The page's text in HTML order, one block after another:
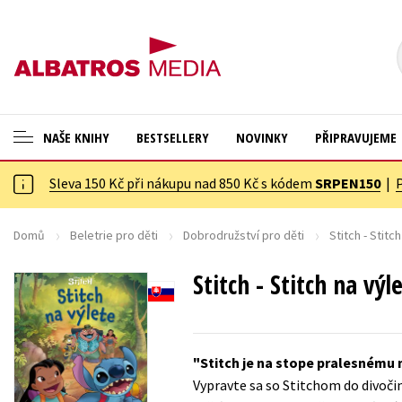
NAŠE KNIHY
ANGLICKÉ KNIHY -20 %
VÝPRODEJ -70 %
ASTERIX S DÁRKEM
🎁DÁRKOVÉ PUBLIKACE
✉️ DÁRKOVÉ POUKAZY
Cestování
Dárkové publikace
Digitální fotografie
Esoterika a duchovní svět
Historie a military
BESTSELLERY NOVINKY PŘIPRAVUJEME
Sleva 150 Kč při nákupu nad 850 Kč s kódem SRPEN150|
Domů Beletrie pro děti Dobrodružství pro děti Stitch -
Stitch - Stitch na
Stitch je na stope pralesnému
Vypravte sa so Stitchom do